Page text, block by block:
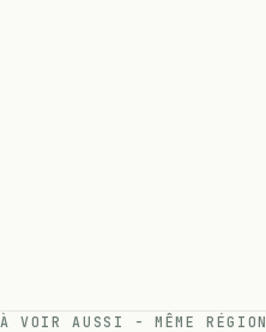
À VOIR AUSSI - MÊME RÉGION